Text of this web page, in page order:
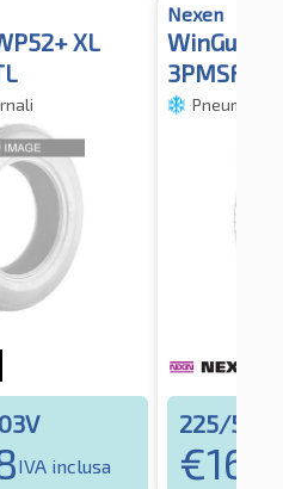
XL
IVA inclusa
Nexen
WinGuard
3PMSF M+S
Pneumatici
225/
€